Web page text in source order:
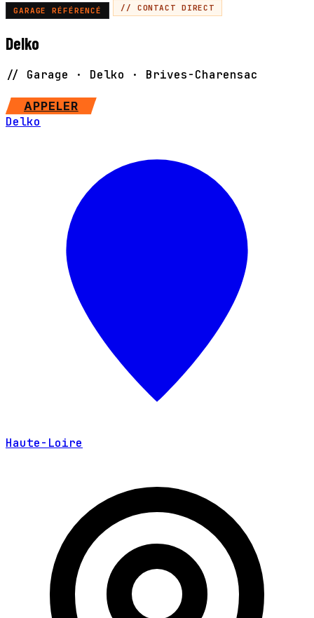
GARAGE RÉFÉRENCÉ // CONTACT DIRECT
Delko
// Garage · Delko · Brives-Charensac
APPELER
Delko
Haute-Loire